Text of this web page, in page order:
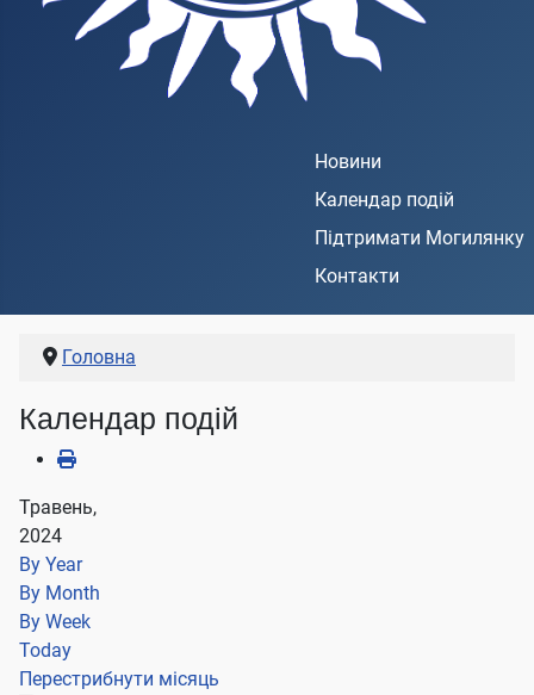
Новини
Календар подій
Підтримати Могилянку
Контакти
Головна
Календар подій
Травень,
2024
By Year
By Month
By Week
Today
Перестрибнути місяць